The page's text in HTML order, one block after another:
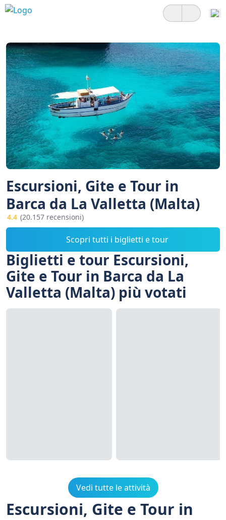
Escursioni, Gite e Tour in
Barca da La Valletta (Malta)
4.4 (20.157 recensioni)
Scopri tutti i biglietti e tour
Biglietti e tour Escursioni,
Gite e Tour in Barca da La
Valletta (Malta) più votati
Vedi tutte le attività
Escursioni, Gite e Tour in